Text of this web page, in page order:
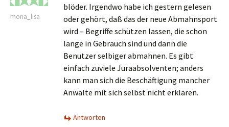
mona_lisa
blöder. Irgendwo habe ich gestern gelesen
oder gehört, daß das der neue Abmahnsport
wird – Begriffe schützen lassen, die schon
lange in Gebrauch sind und dann die
Benutzer selbiger abmahnen. Es gibt
einfach zuviele Juraabsolventen; anders
kann man sich die Beschäftigung mancher
Anwälte mit sich selbst nicht erklären.
Antworten